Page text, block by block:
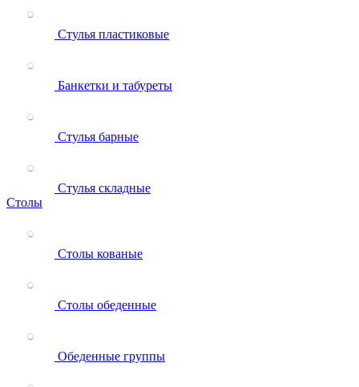
Стулья пластиковые
Банкетки и табуреты
Стулья барные
Стулья складные
Столы
Столы кованые
Столы обеденные
Обеденные группы